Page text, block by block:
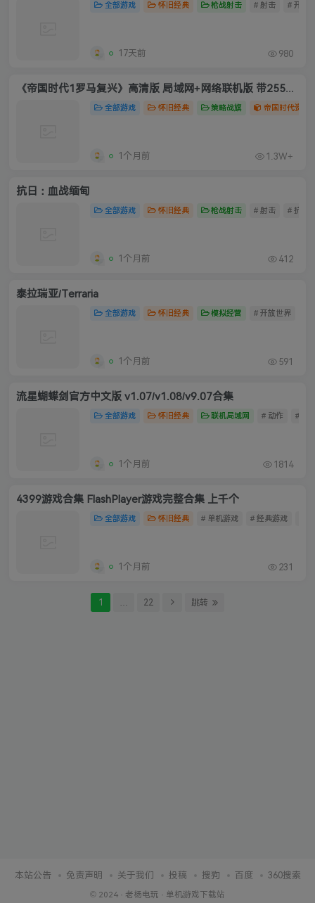
全部游戏 怀旧经典 枪战射击 # 射击 # 开放
17天前 980
《帝国时代1罗马复兴》高清版 局域网+网络联机版 带255人口
全部游戏 怀旧经典 策略战旗 帝国时代资源
1个月前 1.3W+
抗日：血战缅甸
全部游戏 怀旧经典 枪战射击 # 射击 # 抗日
1个月前 412
泰拉瑞亚/Terraria
全部游戏 怀旧经典 模拟经营 # 开放世界
1个月前 591
流星蝴蝶剑官方中文版 v1.07/v1.08/v9.07合集
全部游戏 怀旧经典 联机局域网 # 动作 # 经
1个月前 1814
4399游戏合集 FlashPlayer游戏完整合集 上千个
全部游戏 怀旧经典 # 单机游戏 # 经典游戏
1个月前 231
1 … 22 跳转
本站公告 免责声明 关于我们 投稿 搜狗 百度 360搜索
© 2024 · 老杨电玩 · 单机游戏下载站